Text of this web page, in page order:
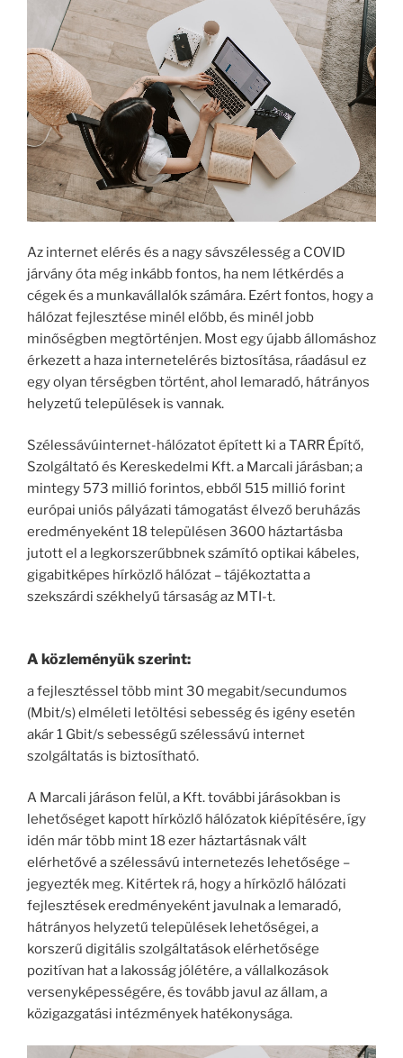
Az internet elérés és a nagy sávszélesség a COVID
járvány óta még inkább fontos, ha nem létkérdés a
cégek és a munkavállalók számára. Ezért fontos, hogy a
hálózat fejlesztése minél előbb, és minél jobb
minőségben megtörténjen. Most egy újabb állomáshoz
érkezett a haza internetelérés biztosítása, ráadásul ez
egy olyan térségben történt, ahol lemaradó, hátrányos
helyzetű települések is vannak.
Szélessávúinternet-hálózatot épített ki a TARR Építő,
Szolgáltató és Kereskedelmi Kft. a Marcali járásban; a
mintegy 573 millió forintos, ebből 515 millió forint
európai uniós pályázati támogatást élvező beruházás
eredményeként 18 településen 3600 háztartásba
jutott el a legkorszerűbbnek számító optikai kábeles,
gigabitképes hírközlő hálózat – tájékoztatta a
szekszárdi székhelyű társaság az MTI-t.
A közleményük szerint:
a fejlesztéssel több mint 30 megabit/secundumos
(Mbit/s) elméleti letöltési sebesség és igény esetén
akár 1 Gbit/s sebességű szélessávú internet
szolgáltatás is biztosítható.
A Marcali járáson felül, a Kft. további járásokban is
lehetőséget kapott hírközlő hálózatok kiépítésére, így
idén már több mint 18 ezer háztartásnak vált
elérhetővé a szélessávú internetezés lehetősége –
jegyezték meg. Kitértek rá, hogy a hírközlő hálózati
fejlesztések eredményeként javulnak a lemaradó,
hátrányos helyzetű települések lehetőségei, a
korszerű digitális szolgáltatások elérhetősége
pozitívan hat a lakosság jólétére, a vállalkozások
versenyképességére, és tovább javul az állam, a
közigazgatási intézmények hatékonysága.